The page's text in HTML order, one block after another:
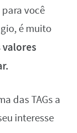
você
é muito
valores
das TAGs a
interesse